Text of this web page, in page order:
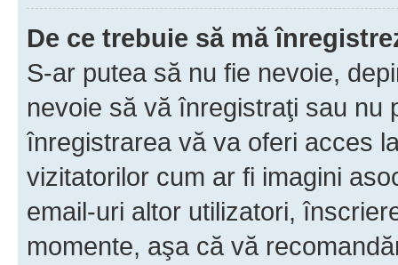
De ce trebuie să mă
S-ar putea să nu fie nevoie,
nevoie să vă înregistraţi sau nu
înregistrarea vă va oferi acces
vizitatorilor cum ar fi imagini
email-uri altor utilizatori,
momente, aşa că vă